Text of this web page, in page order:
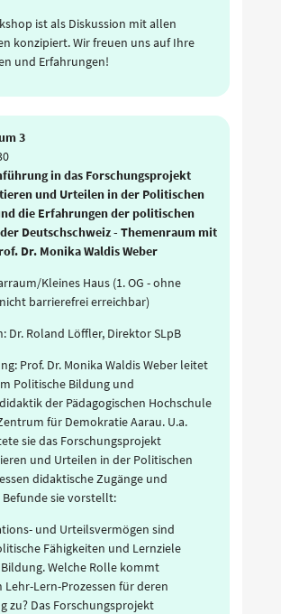
ist als Diskussion mit allen
konzipiert. Wir freuen uns auf Ihre
und Erfahrungen!
3
in das Forschungsprojekt
und Urteilen in der Politischen
die Erfahrungen der politischen
Deutschschweiz - Themenraum mit
Dr. Monika Waldis Weber
Kleines Haus (1. OG - ohne
barrierefrei erreichbar)
Dr. Roland Löffler, Direktor SLpB
Prof. Dr. Monika Waldis Weber leitet
Politische Bildung und
der Pädagogischen Hochschule
für Demokratie Aarau. U.a.
sie das Forschungsprojekt
und Urteilen in der Politischen
didaktische Zugänge und
sie vorstellt:
und Urteilsvermögen sind
Fähigkeiten und Lernziele
Welche Rolle kommt
Lehr-Lern-Prozessen für deren
zu? Das Forschungsprojekt